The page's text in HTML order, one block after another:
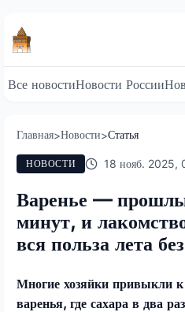
Все новостиНовости России
Главная>Новости>Статья
НОВОСТИ 18 нояб. 2025,
Варенье —
минут, и
вся польза лета
Многие хозяйки привыкли
варенья, где сахара в два